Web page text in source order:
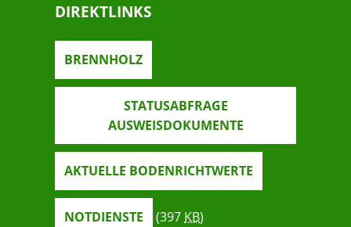
DIREKTLINKS
BRENNHOLZ
STATUSABFRAGE
AUSWEISDOKUMENTE
AKTUELLE BODENRICHTWERTE
NOTDIENSTE (397 KB)